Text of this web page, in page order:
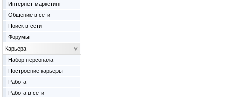
Интернет-маркетинг
Общение в сети
Поиск в сети
Форумы
Карьера
Набор персонала
Построение карьеры
Работа
Работа в сети